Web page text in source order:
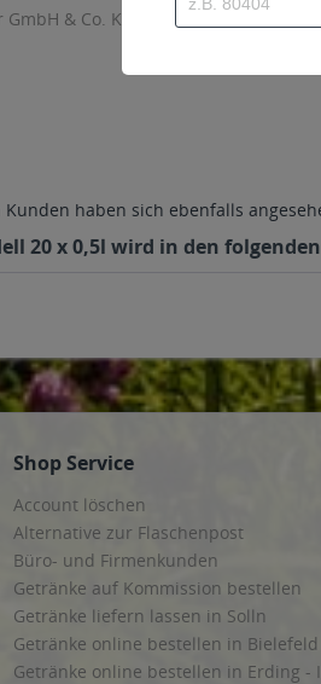
& Co. KG, Marktplatz 1 72275
Kunden haben sich ebenfalls
20 x 0,5l wird in den
Shop Service
Account löschen
Alternative zur Flaschenpost
Büro- und Firmenkunden
Getränke auf Kommission bestellen
Getränke liefern lassen in Solln
Getränke online bestellen in Bielefeld
Getränke online bestellen in Erding -